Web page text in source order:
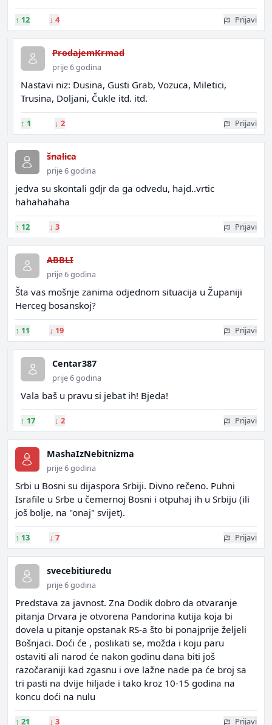
↑ 12 ↓ 4 Prijavi
ProdajemKrmad
prije 6 godina
Nastavi niz: Dusina, Gusti Grab, Vozuca, Miletici,
Trusina, Doljani, Čukle itd. itd.
↑ 1 ↓ 2 Prijavi
šnalica
prije 6 godina
jedva su skontali gdjr da ga odvedu, hajd..vrtic
hahahahaha
↑ 12 ↓ 3 Prijavi
ABBLI
prije 6 godina
Šta vas mošnje zanima odjednom situacija u Županiji
Herceg bosanskoj?
↑ 11 ↓ 19 Prijavi
Centar387
prije 6 godina
Vala baš u pravu si jebat ih! Bjeda!
↑ 17 ↓ 2 Prijavi
MashaIzNebitnizma
prije 6 godina
Srbi u Bosni su dijaspora Srbiji. Divno rečeno. Puhni
Israfile u Srbe u čemernoj Bosni i otpuhaj ih u Srbiju (ili
još bolje, na "onaj" svijet).
↑ 13 ↓ 7 Prijavi
svecebitiuredu
prije 6 godina
Predstava za javnost. Zna Dodik dobro da otvaranje
pitanja Drvara je otvorena Pandorina kutija koja bi
dovela u pitanje opstanak RS-a što bi ponajprije željeli
Bošnjaci. Doći će , poslikati se, možda i koju paru
ostaviti ali narod će nakon godinu dana biti još
razočaraniji kad zgasnu i ove lažne nade pa će broj sa
tri pasti na dvije hiljade i tako kroz 10-15 godina na
koncu doći na nulu
↑ 21 ↓ 3 Prijavi